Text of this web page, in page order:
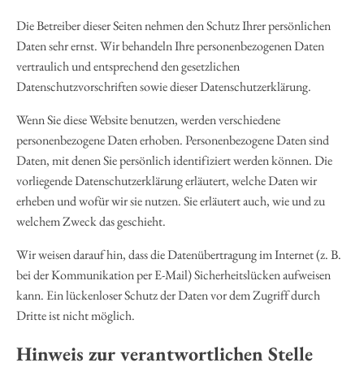
Die Betreiber dieser Seiten nehmen den Schutz Ihrer persönlichen
Daten sehr ernst. Wir behandeln Ihre personenbezogenen Daten
vertraulich und entsprechend den gesetzlichen
Datenschutzvorschriften sowie dieser Datenschutzerklärung.
Wenn Sie diese Website benutzen, werden verschiedene
personenbezogene Daten erhoben. Personenbezogene Daten sind
Daten, mit denen Sie persönlich identifiziert werden können. Die
vorliegende Datenschutzerklärung erläutert, welche Daten wir
erheben und wofür wir sie nutzen. Sie erläutert auch, wie und zu
welchem Zweck das geschieht.
Wir weisen darauf hin, dass die Datenübertragung im Internet (z. B.
bei der Kommunikation per E-Mail) Sicherheitslücken aufweisen
kann. Ein lückenloser Schutz der Daten vor dem Zugriff durch
Dritte ist nicht möglich.
Hinweis zur verantwortlichen Stelle